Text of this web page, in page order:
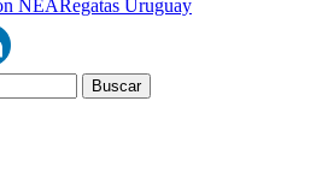
NEARegatas Uruguay